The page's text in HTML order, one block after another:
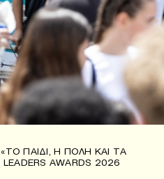
ΠΑΙΔΊ, Η ΠΌΛΗ ΚΑΙ ΤΑ
AWARDS 2026